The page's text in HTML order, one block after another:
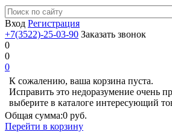
Вход Регистрация
+7(3522)-25-03-90 Заказать звонок
0
0
0
К сожалению, ваша корзина пуста.
Исправить это недоразумение очень
выберите в каталоге интересующий
Общая сумма:0 руб.
Перейти в корзину